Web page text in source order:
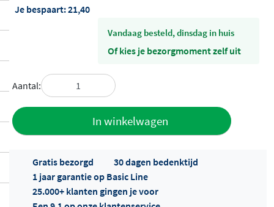
Je bespaart:21,40
vandaag besteld, dinsdag in huis
Of kies je bezorgmoment zelf uit
Aantal:
In winkelwagen
Gratis bezorgd
30 dagen bedenktijd
1 jaar garantie op Basic Line
25.000+ klanten gingen je voor